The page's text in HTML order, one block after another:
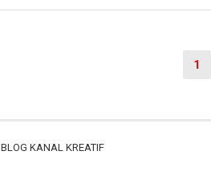
1
BLOG KANAL KREATIF